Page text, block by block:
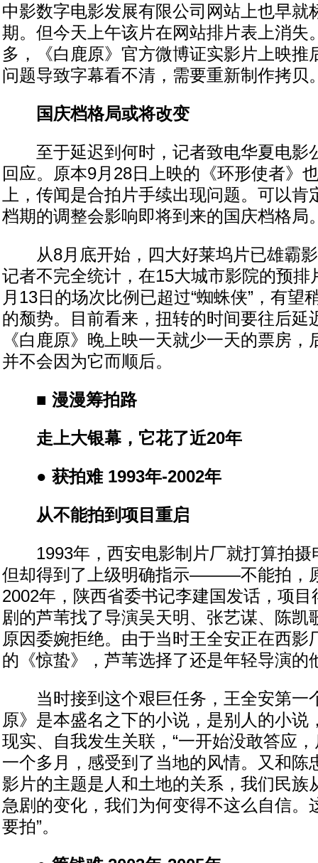
中影数字电影发展有限公司网站上也早就
期。但今天上午该片在网站排片表上消失
多，《白鹿原》官方微博证实影片上映推
问题导致字幕看不清，需要重新制作拷贝
国庆档格局或将改变
至于延迟到何时，记者致电华夏电影
回应。原本9月28日上映的《环形使者》
上，传闻是合拍片手续出现问题。可以肯
档期的调整会影响即将到来的国庆档格局
从8月底开始，四大好莱坞片已雄霸影
记者不完全统计，在15大城市影院的预排
月13日的场次比例已超过“蜘蛛侠”，有望
的颓势。目前看来，扭转的时间要往后延
《白鹿原》晚上映一天就少一天的票房，
并不会因为它而顺后。
■ 漫漫筹拍路
走上大银幕，它花了近20年
● 获拍难 1993年-2002年
从不能拍到项目重启
1993年，西安电影制片厂就打算拍摄
但却得到了上级明确指示———不能拍，
2002年，陕西省委书记李建国发话，项
剧的芦苇找了导演吴天明、张艺谋、陈凯
原因委婉拒绝。由于当时王全安正在西影
的《惊蛰》，芦苇选择了还是年轻导演的
当时接到这个艰巨任务，王全安第一
原》是本盛名之下的小说，是别人的小说
现实、自我发生关联，“一开始没敢答应
一个多月，感受到了当地的风情。又和陈
影片的主题是人和土地的关系，我们民族
急剧的变化，我们为何变得不这么自信。
要拍”。